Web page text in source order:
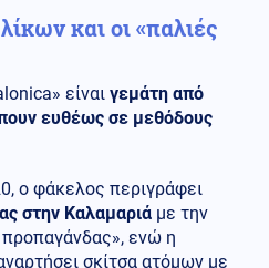
και οι «παλιές
είναι γεμάτη από
ευθέως σε μεθόδους
ο φάκελος περιγράφει
στην Καλαμαριά με την
προπαγάνδας», ενώ η
σκίτσα ατόμων με